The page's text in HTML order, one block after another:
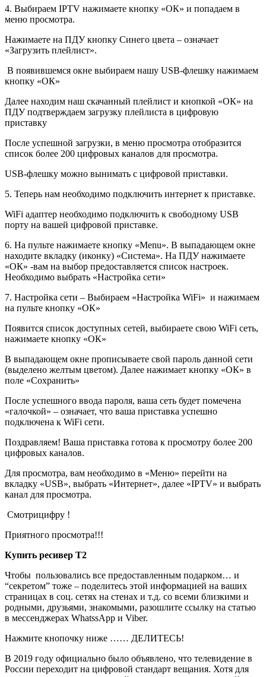
4. Выбираем IPTV нажимаете кнопку «ОК» и попадаем в
меню просмотра.
Нажимаете на ПДУ кнопку Синего цвета – означает
«Загрузить плейлист».
В появившемся окне выбираем нашу USB-флешку нажимаем
кнопку «ОК»
Далее находим наш скачанный плейлист и кнопкой «ОК» на
ПДУ подтверждаем загрузку плейлиста в цифровую
приставку
После успешной загрузки, в меню просмотра отобразится
список более 200 цифровых каналов для просмотра.
USB-флешку можно вынимать с цифровой приставки.
5. Теперь нам необходимо подключить интернет к приставке.
WiFi адаптер необходимо подключить к свободному USB
порту на вашей цифровой приставке.
6. На пульте нажимаете кнопку «Menu». В выпадающем окне
находите вкладку (иконку) «Система». На ПДУ нажимаете
«ОК» -вам на выбор предоставляется список настроек.
Необходимо выбрать «Настройка сети»
7. Настройка сети – Выбираем «Настройка WiFi» и нажимаем
на пульте кнопку «ОК»
Появится список доступных сетей, выбираете свою WiFi сеть,
нажимаете кнопку «ОК»
В выпадающем окне прописываете свой пароль данной сети
(выделено желтым цветом). Далее нажимает кнопку «ОК» в
поле «Сохранить»
После успешного ввода пароля, ваша сеть будет помечена
«галочкой» – означает, что ваша приставка успешно
подключена к WiFi сети.
Поздравляем! Ваша приставка готова к просмотру более 200
цифровых каналов.
Для просмотра, вам необходимо в «Меню» перейти на
вкладку «USB», выбрать «Интернет», далее «IPTV» и выбрать
канал для просмотра.
Смотрицифру !
Приятного просмотра!!!
Купить ресивер Т2
Чтобы пользовались все предоставленным подарком… и
“секретом” тоже – поделитесь этой информацией на ваших
страницах в соц. сетях на стенах и т.д. со всеми близкими и
родными, друзьями, знакомыми, разошлите ссылку на статью
в мессенджерах WhatssApp и Viber.
Нажмите кнопочку ниже …… ДЕЛИТЕСЬ!
В 2019 году официально было объявлено, что телевидение в
России переходит на цифровой стандарт вещания. Хотя для